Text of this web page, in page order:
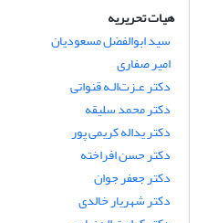
هیات تحریریه
سید ابوالفضل مسعودیان
امیر صفاری
دکتر عـزت‌الـه قنواتی
دکتر محمد سلیقه
دکتر یداله کریمی پور
دکتر حسن افراخته
دکتر جعفر جوان
دکتر شهریار خالدی